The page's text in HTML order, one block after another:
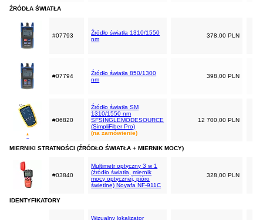
ŹRÓDŁA ŚWIATŁA
#07793
Źródło światła 1310/1550
nm
378,00 PLN
#07794
Źródło światła 850/1300
nm
398,00 PLN
*
#06820
Źródło światła SM
1310/1550 nm
SFSINGLEMODESOURCE
(SimpliFiber Pro)
(na zamówienie)
12 700,00 PLN
MIERNIKI STRATNOŚCI (ŹRÓDŁO ŚWIATŁA + MIERNIK MOCY)
#03840
Multimetr optyczny 3 w 1
(źródło światła, miernik
mocy optycznej, pióro
świetlne) Noyafa NF-911C
328,00 PLN
IDENTYFIKATORY
Wizualny lokalizator